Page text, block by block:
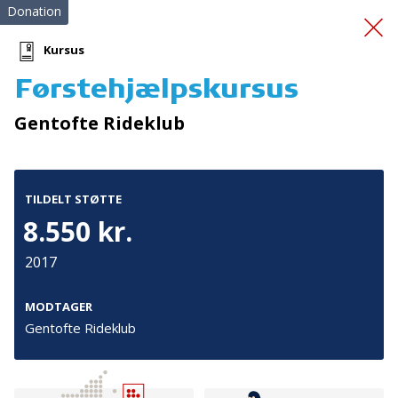
Førstehjælpskurser
Donation
Kursus
Førstehjælpskursus
Gentofte Rideklub
TILDELT STØTTE
8.550 kr.
2017
MODTAGER
Gentofte Rideklub
Tilmeld nyhedsbrev
De seneste nyheder om TrygFondens og TryghedsGruppens
aktiviteter direkte i din indbakke.
Tilmeld